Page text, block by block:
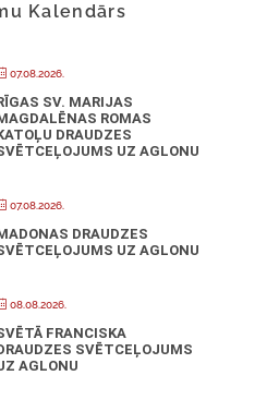
Kalendārs
07.08.2026.
SV. MARIJAS
ROMAS
DRAUDZES
UZ AGLONU
07.08.2026.
DRAUDZES
UZ AGLONU
08.08.2026.
FRANCISKA
SVĒTCEĻOJUMS
AGLONU